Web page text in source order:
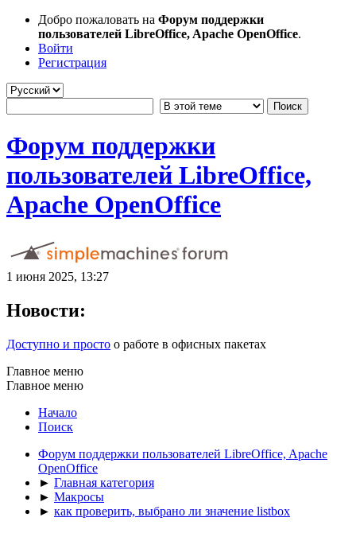
Добро пожаловать на Форум поддержки
пользователей LibreOffice, Apache OpenOffice.
Войти
Регистрация
Форум поддержки
пользователей LibreOffice,
Apache OpenOffice
1 июня 2025, 13:27
Новости:
Доступно и просто о работе в офисных пакетах
Главное меню
Главное меню
Начало
Поиск
Форум поддержки пользователей LibreOffice, Apache
OpenOffice
► Главная категория
► Макросы
► как проверить, выбрано ли значение listbox